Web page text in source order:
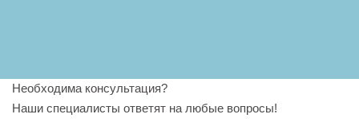
Необходима консультация?
Наши специалисты ответят на любые вопросы!